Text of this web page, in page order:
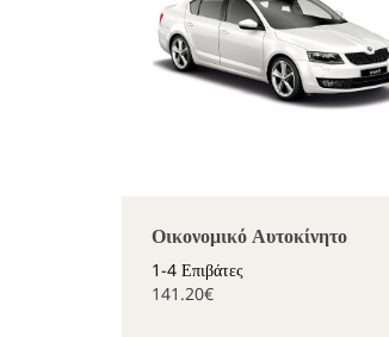
Οικονομικό Αυτοκίνητο
1-4 Επιβάτες
141.20€